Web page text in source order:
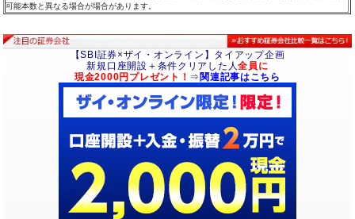
可能本数と異なる場合が場合があります。
【SBI証券×ザイ・オンライン】タイアップ企画
新規口座開設＋条件クリアした人全員に
現金2000円プレゼント！ ⇒ 関連記事はこちら